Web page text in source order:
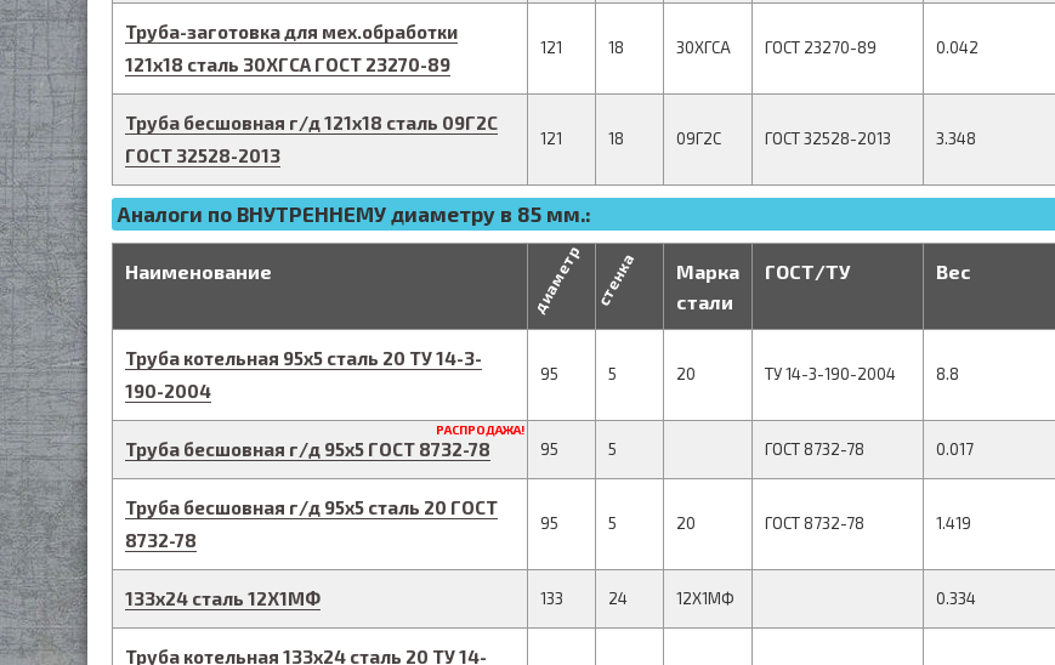
Труба-заготовка для мех.обработки
121х18 сталь 30ХГСА ГОСТ 23270-89
121 18 30ХГСА ГОСТ 23270-89 0.042
Труба бесшовная г/д121х18 сталь 09Г2С
ГОСТ 32528-2013
121 18 09Г2С ГОСТ 32528-2013 3.348
Аналоги по ВНУТРЕННЕМУ диаметру в 85 мм.:
Наименование диаметр стенка
Марка
стали
ГОСТ/ТУ Вес
Труба котельная 95х5 сталь 20 ТУ 14-3-
190-2004
95 5 20 ТУ 14-3-190-2004 8.8
РАСПРОДАЖА!
Труба бесшовная г/д 95х5 ГОСТ 8732-78 95 5 ГОСТ 8732-78 0.017
Труба бесшовная г/д 95х5 сталь 20 ГОСТ
8732-78
95 5 20 ГОСТ 8732-78 1.419
133х24 сталь 12Х1МФ 133 24 12Х1МФ 0.334
Труба котельная 133х24 сталь 20 ТУ 14-